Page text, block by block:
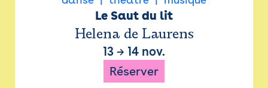
Le Saut du lit
Helena de Laurens
13 → 14 nov.
Réserver